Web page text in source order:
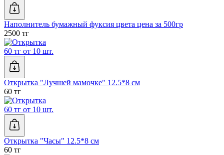
Наполнитель бумажный фуксия цвета цена за 500гр
2500 тг
60 тг от 10 шт.
Открытка "Лучшей мамочке" 12.5*8 см
60 тг
60 тг от 10 шт.
Открытка "Часы" 12.5*8 см
60 тг